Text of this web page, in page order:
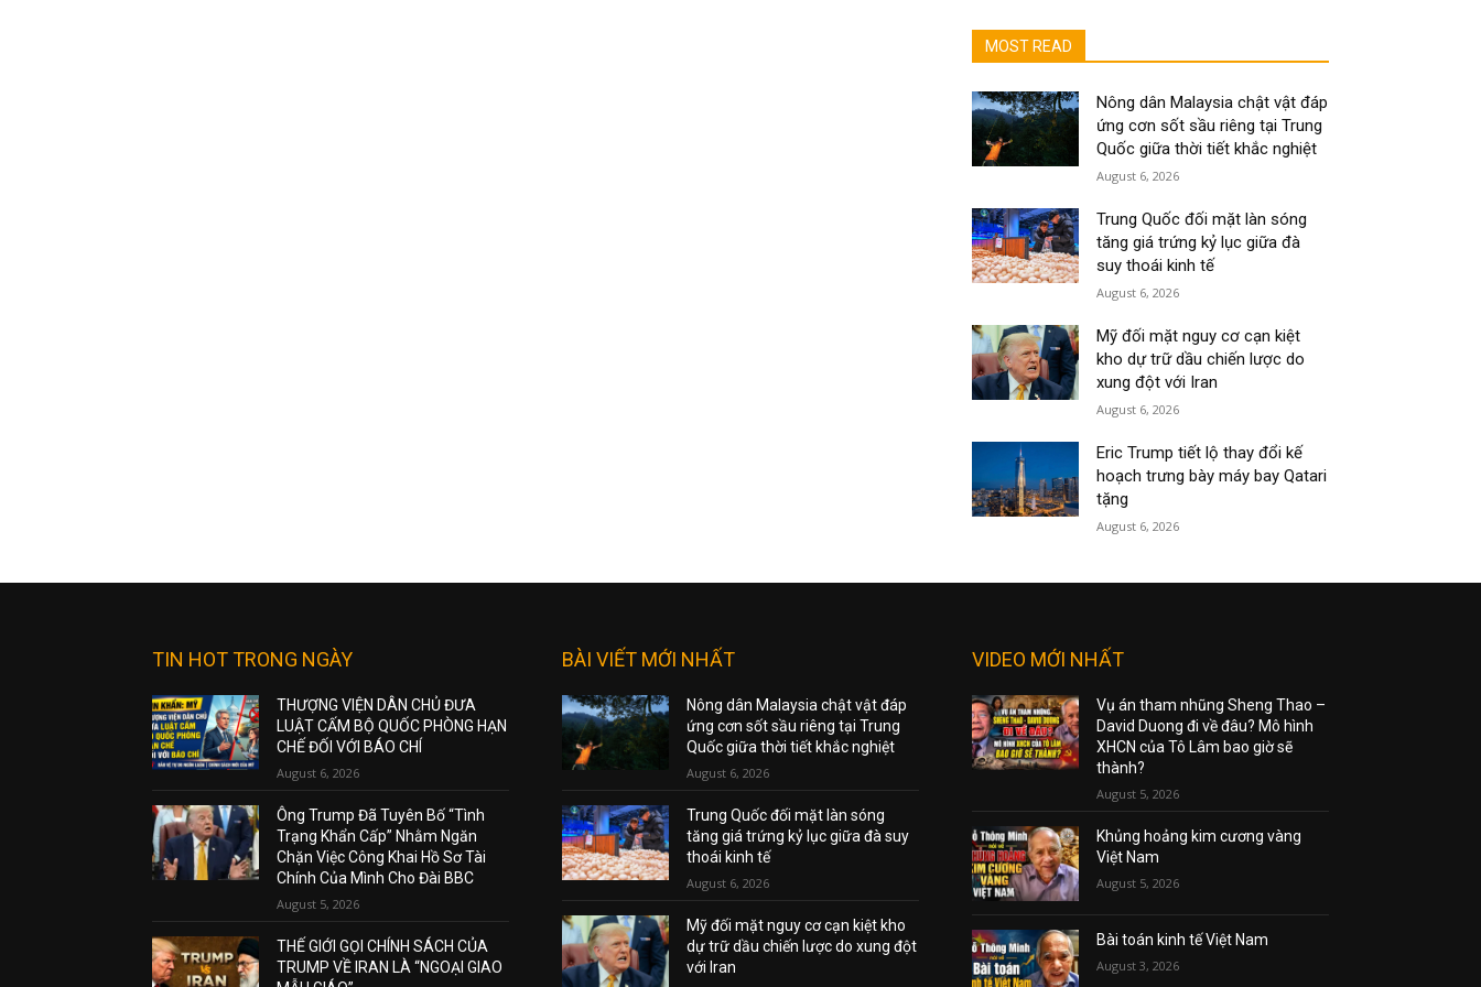
MOST READ
Nông dân Malaysia chật vật đáp
ứng cơn sốt sầu riêng tại Trung
Quốc giữa thời tiết khắc nghiệt
August 6, 2026
Trung Quốc đối mặt làn sóng
tăng giá trứng kỷ lục giữa đà
suy thoái kinh tế
August 6, 2026
Mỹ đối mặt nguy cơ cạn kiệt
kho dự trữ dầu chiến lược do
xung đột với Iran
August 6, 2026
Eric Trump tiết lộ thay đổi kế
hoạch trưng bày máy bay Qatari
tặng
August 6, 2026
TIN HOT TRONG NGÀY
THƯỢNG VIỆN DÂN CHỦ ĐƯA
LUẬT CẤM BỘ QUỐC PHÒNG HẠN
CHẾ ĐỐI VỚI BÁO CHÍ
August 6, 2026
Ông Trump Đã Tuyên Bố “Tình
Trạng Khẩn Cấp” Nhằm Ngăn
Chặn Việc Công Khai Hồ Sơ Tài
Chính Của Mình Cho Đài BBC
August 5, 2026
THẾ GIỚI GỌI CHÍNH SÁCH CỦA
TRUMP VỀ IRAN LÀ “NGOẠI GIAO
BÀI VIẾT MỚI NHẤT
Nông dân Malaysia chật vật đáp
ứng cơn sốt sầu riêng tại Trung
Quốc giữa thời tiết khắc nghiệt
August 6, 2026
Trung Quốc đối mặt làn sóng
tăng giá trứng kỷ lục giữa đà suy
thoái kinh tế
August 6, 2026
Mỹ đối mặt nguy cơ cạn kiệt kho
dự trữ dầu chiến lược do xung đột
với Iran
VIDEO MỚI NHẤT
Vụ án tham nhũng Sheng Thao –
David Duong đi về đâu? Mô hình
XHCN của Tô Lâm bao giờ sẽ
thành?
August 5, 2026
Khủng hoảng kim cương vàng
Việt Nam
August 5, 2026
Bài toán kinh tế Việt Nam
August 3, 2026